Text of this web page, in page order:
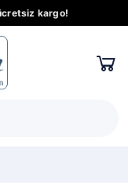
kargo!